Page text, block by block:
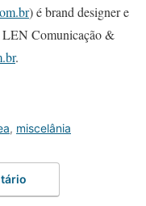
) é brand designer e
LEN Comunicação &
.
, miscelânia